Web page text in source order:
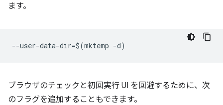
ます。
ブラウザのチェックと初回実行 UI を回避するために、次
のフラグを追加することもできます。